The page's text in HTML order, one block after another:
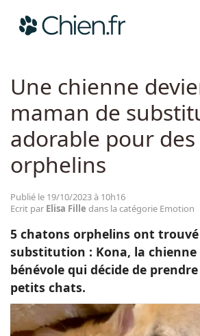
Races
CHIEN.FR ACTUALITÉS
Une chienne
maman de
adorable pour
orphelins
Publié le 19/10/2023 à 10h16
Ecrit par Elisa Fille dans la catégorie Emotion
5 chatons orphelins ont
substitution : Kona, la chienne
bénévole qui décide de
petits chats.